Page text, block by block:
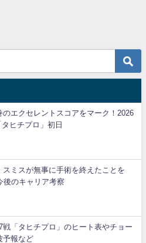
のエクセレントスコアをマーク！2026
ヒチプロ」初日
スミスが無事に手術を終えたことを
後のキャリア考察
戦「タヒチプロ」のヒート表やチョー
予報など